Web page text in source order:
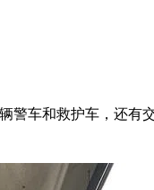
车和救护车，还有